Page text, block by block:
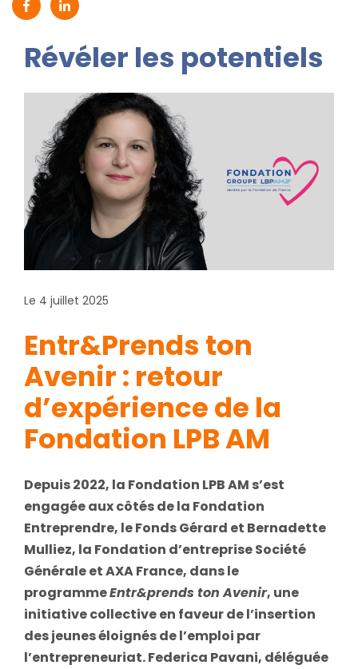
Partager sur Facebook (nouvelle fenêtre)
Partager sur Linkedin (nouvelle fenêtre)
Révéler les potentiels
Le 4 juillet 2025
Entr&Prends ton
Avenir : retour
d’expérience de la
Fondation LPB AM
Depuis 2022, la Fondation LPB AM s’est
engagée aux côtés de la Fondation
Entreprendre, le Fonds Gérard et Bernadette
Mulliez, la Fondation d’entreprise Société
Générale et AXA France, dans le
programmeEntr&prends ton Avenir, une
initiative collective en faveur de l’insertion
des jeunes éloignés de l’emploi par
l’entrepreneuriat. Federica Pavani, déléguée